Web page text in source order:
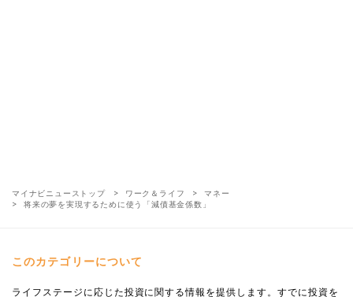
マイナビニューストップ ワーク＆ライフ
マネー
将来の夢を実現するために使う「減債基金係数」
このカテゴリーについて
ライフステージに応じた投資に関する情報を提供します。すでに投資を